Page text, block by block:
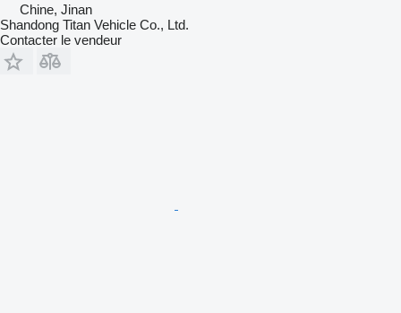
Chine, Jinan
Shandong Titan Vehicle Co., Ltd.
Contacter le vendeur